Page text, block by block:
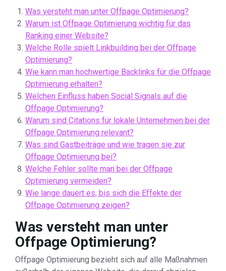
Was versteht man unter Offpage Optimierung?
Warum ist Offpage Optimierung wichtig für das
Ranking einer Website?
Welche Rolle spielt Linkbuilding bei der Offpage
Optimierung?
Wie kann man hochwertige Backlinks für die Offpage
Optimierung erhalten?
Welchen Einfluss haben Social Signals auf die
Offpage Optimierung?
Warum sind Citations für lokale Unternehmen bei der
Offpage Optimierung relevant?
Was sind Gastbeiträge und wie tragen sie zur
Offpage Optimierung bei?
Welche Fehler sollte man bei der Offpage
Optimierung vermeiden?
Wie lange dauert es, bis sich die Effekte der
Offpage Optimierung zeigen?
Was versteht man unter
Offpage Optimierung?
Offpage Optimierung bezieht sich auf alle Maßnahmen